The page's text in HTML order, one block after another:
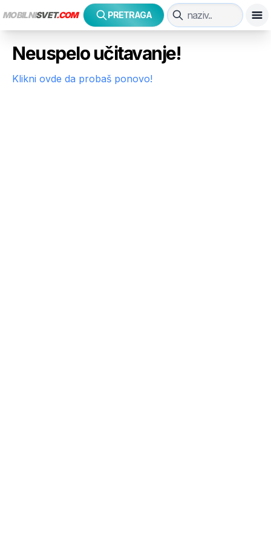
MOBILNISVET.COM PRETRAGA
Neuspelo učitavanje!
Klikni ovde da probaš ponovo!